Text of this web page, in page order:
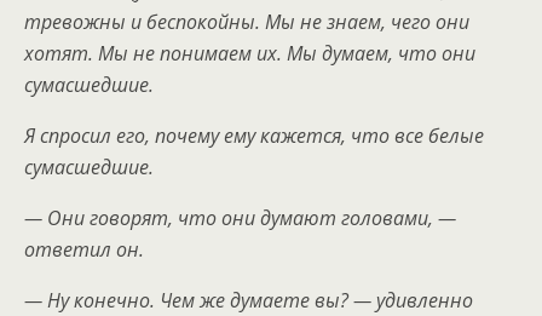
тревожны и беспокойны. Мы не знаем, чего они
хотят. Мы не понимаем их. Мы думаем, что они
сумасшедшие.
Я спросил его, почему ему кажется, что все белые
сумасшедшие.
— Они говорят, что они думают головами, —
ответил он.
— Ну конечно. Чем же думаете вы? — удивленно